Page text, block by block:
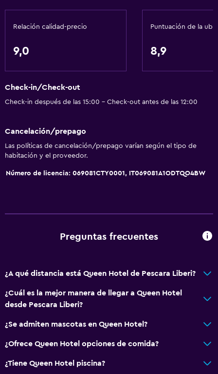
Relación calidad-precio
9,0
Puntuación de la
8,9
Check-in/Check-out
Check-in después de las 15:00 - Check-out antes de las 12:00
Cancelación/prepago
Las políticas de cancelación/prepago varían según el tipo de
habitación y el proveedor.
Número de licencia: 069081CTY0001, IT069081A1ODTQO4BW
Preguntas frecuentes
¿A qué distancia está Queen Hotel de Pescara Liberi?
¿Cuál es la mejor manera de llegar a Queen Hotel
desde Pescara Liberi?
¿Se admiten mascotas en Queen Hotel?
¿Ofrece Queen Hotel opciones de comida?
¿Tiene Queen Hotel piscina?